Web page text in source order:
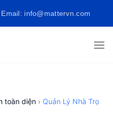
Email: info@mattervn.com
toàn diện › Quản Lý Nhà Trọ